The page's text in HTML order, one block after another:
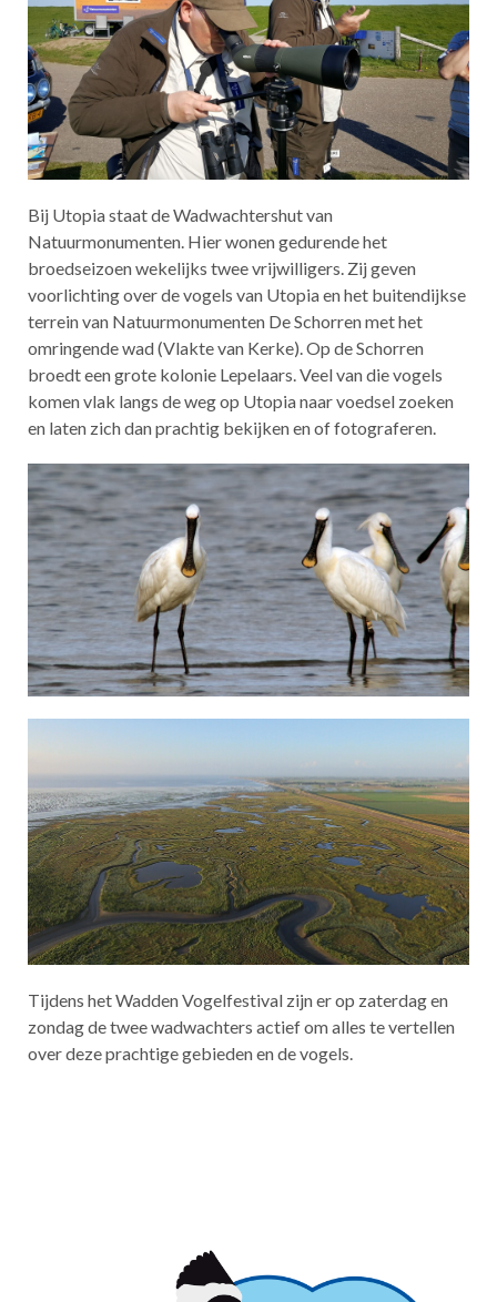
Bij Utopia staat de Wadwachtershut van
Natuurmonumenten. Hier wonen gedurende het
broedseizoen wekelijks twee vrijwilligers. Zij geven
voorlichting over de vogels van Utopia en het buitendijkse
terrein van Natuurmonumenten De Schorren met het
omringende wad (Vlakte van Kerke). Op de Schorren
broedt een grote kolonie Lepelaars. Veel van die vogels
komen vlak langs de weg op Utopia naar voedsel zoeken
en laten zich dan prachtig bekijken en of fotograferen.
Tijdens het Wadden Vogelfestival zijn er op zaterdag en
zondag de twee wadwachters actief om alles te vertellen
over deze prachtige gebieden en de vogels.